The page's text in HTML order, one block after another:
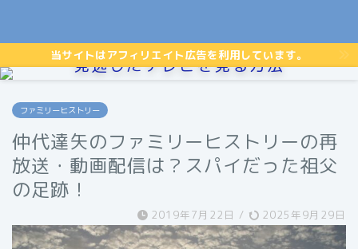
当サイトはアフィリエイト広告を利用しています。
見逃したテレビを見る方法
ファミリーヒストリー
仲代達矢のファミリーヒストリーの再
放送・動画配信は？スパイだった祖父
の足跡！
2019年7月22日 / 2025年9月29日